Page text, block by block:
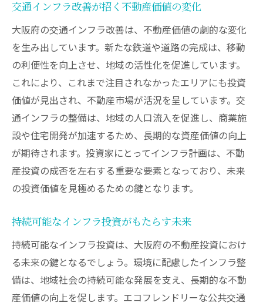
交通インフラ改善が招く不動産価値の変化
大阪府の交通インフラ改善は、不動産価値の劇的な変化
を生み出しています。新たな鉄道や道路の完成は、移動
の利便性を向上させ、地域の活性化を促進しています。
これにより、これまで注目されなかったエリアにも投資
価値が見出され、不動産市場が活況を呈しています。交
通インフラの整備は、地域の人口流入を促進し、商業施
設や住宅開発が加速するため、長期的な資産価値の向上
が期待されます。投資家にとってインフラ計画は、不動
産投資の成否を左右する重要な要素となっており、未来
の投資価値を見極めるための鍵となります。
持続可能なインフラ投資がもたらす未来
持続可能なインフラ投資は、大阪府の不動産投資におけ
る未来の鍵となるでしょう。環境に配慮したインフラ整
備は、地域社会の持続可能な発展を支え、長期的な不動
産価値の向上を促します。エコフレンドリーな公共交通